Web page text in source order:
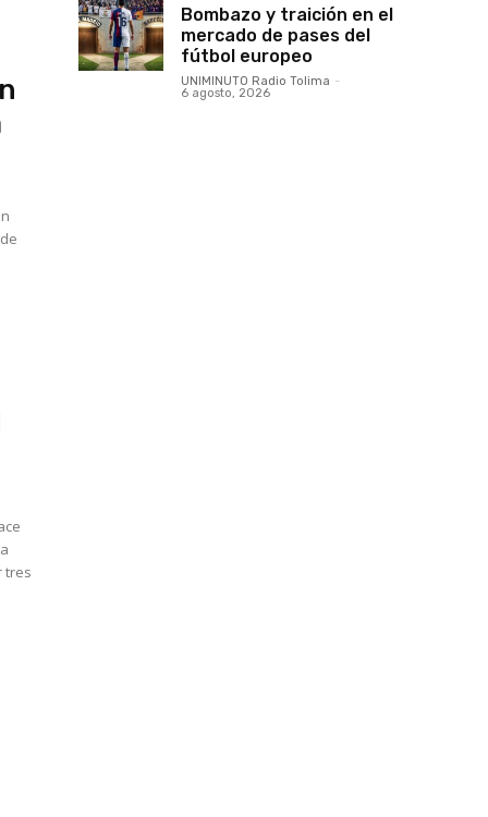
tres
para
Bombazo y traición en el
mercado de pases del
fútbol europeo
UNIMINUTO Radio Tolima -
6 agosto, 2026